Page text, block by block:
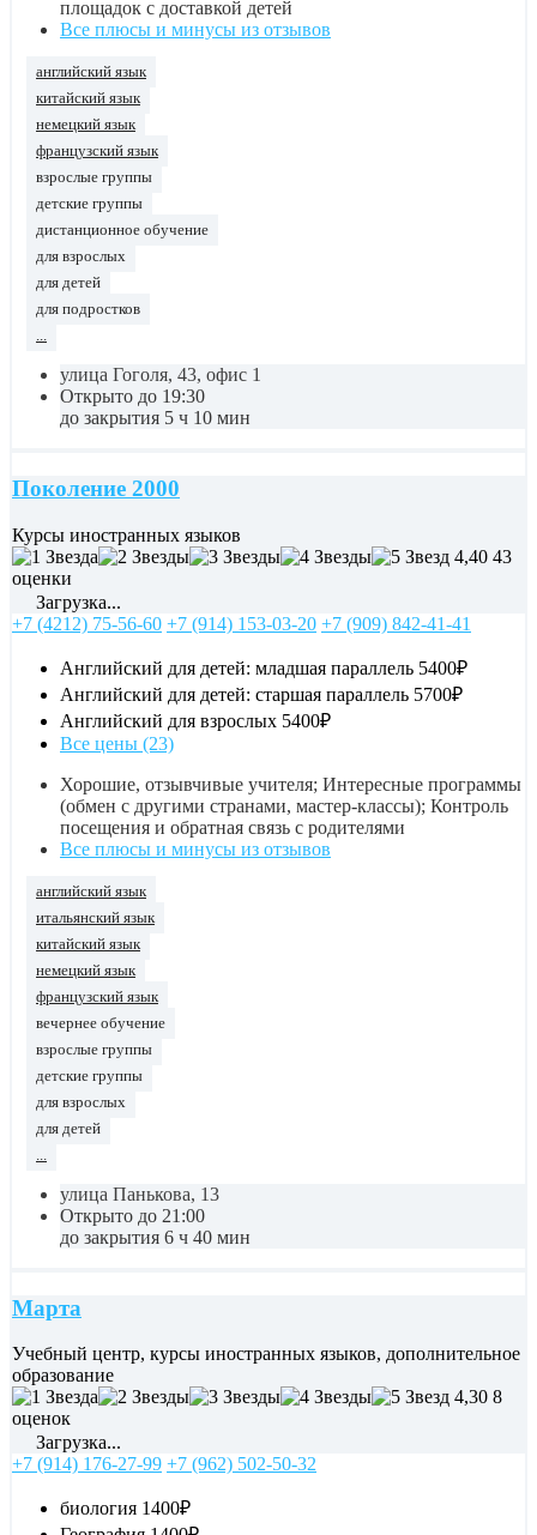
площадок с доставкой детей
Все плюсы и минусы из отзывов
английский язык
китайский язык
немецкий язык
французский язык
взрослые группы
детские группы
дистанционное обучение
для взрослых
для детей
для подростков
...
улица Гоголя, 43, офис 1
Открыто до 19:30
до закрытия 5 ч 10 мин
Поколение 2000
Курсы иностранных языков
4,40 43
оценки
Загрузка...
+7 (4212) 75-56-60 +7 (914) 153-03-20 +7 (909) 842-41-41
Английский для детей: младшая параллель 5400₽
Английский для детей: старшая параллель 5700₽
Английский для взрослых 5400₽
Все цены (23)
Хорошие, отзывчивые учителя; Интересные программы
(обмен с другими странами, мастер-классы); Контроль
посещения и обратная связь с родителями
Все плюсы и минусы из отзывов
английский язык
итальянский язык
китайский язык
немецкий язык
французский язык
вечернее обучение
взрослые группы
детские группы
для взрослых
для детей
...
улица Панькова, 13
Открыто до 21:00
до закрытия 6 ч 40 мин
Марта
Учебный центр, курсы иностранных языков, дополнительное
образование
4,30 8
оценок
Загрузка...
+7 (914) 176-27-99 +7 (962) 502-50-32
биология 1400₽